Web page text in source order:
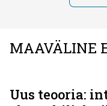
MAAVÄLINE
Uus teooria: